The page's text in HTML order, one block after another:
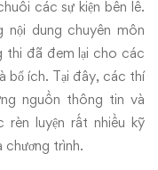
các sự kiện bên lề.
nội dung chuyên môn
thi đã đem lại cho các
bổ ích. Tại đây, các thí
nguồn thông tin và
luyện rất nhiều kỹ
trình.